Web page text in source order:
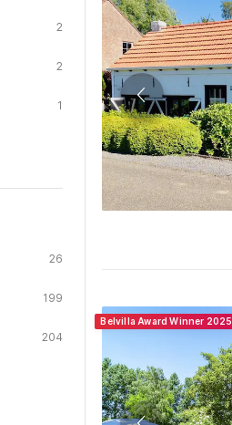
2
2
1
26
199
204
Belvilla Award Winner 2025